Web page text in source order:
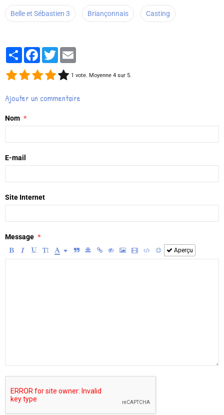
Belle et Sébastien 3 Briançonnais Casting
PartagerFacebook
Twitter
1 vote. Moyenne 4 sur 5.
Ajouter un commentaire
Nom
E-mail
Site Internet
Message
Aperçu